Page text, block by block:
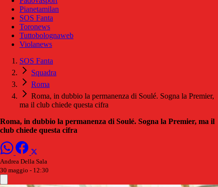
Pianetamilan
SOS Fanta
Toronews
Tuttobolognaweb
Violanews
SOS Fanta
Squadra
Roma
Roma, in dubbio la permanenza di Soulé. Sogna la Premier,
ma il club chiede questa cifra
Roma, in dubbio la permanenza di Soulé. Sogna la Premier, ma il
club chiede questa cifra
Andrea Della Sala
30 maggio - 12:30